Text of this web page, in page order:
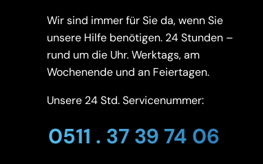
Wir sind immer für Sie da, wenn Sie
unsere Hilfe benötigen. 24 Stunden –
rund um die Uhr. Werktags, am
Wochenende und an Feiertagen.
Unsere 24 Std. Servicenummer:
0511 . 37 39 74 06